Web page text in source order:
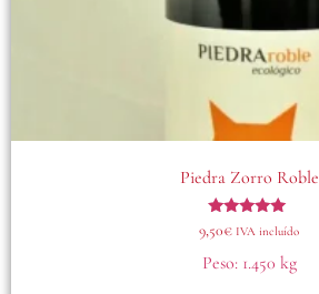
Piedra Zorro Roble
Valorado
de 5
9,50€ IVA incluído
Peso:1.450 kg